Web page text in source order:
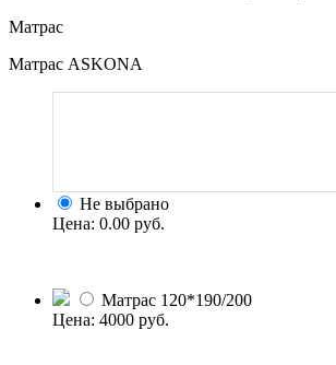
Матрас
Матрас ASKONA
Не выбрано
Цена: 0.00 руб.
Матрас 120*190/200
Цена: 4000 руб.